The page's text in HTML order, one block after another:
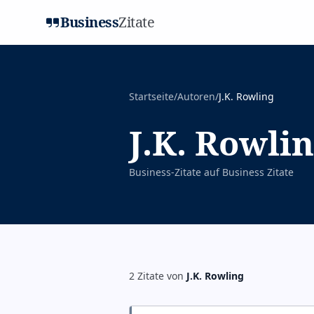
BusinessZitate
Startseite/Autoren/J.K. Rowling
J.K.
Business-Zitate auf Business Zitate
2 Zitate von J.K. Rowling